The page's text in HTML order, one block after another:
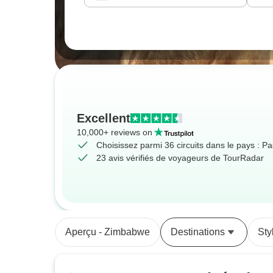
Excellent
10,000+ reviews on
Choisissez parmi 36 circuits dans le pays :
23 avis vérifiés de voyageurs de TourRadar
Aperçu - Zimbabwe Destinations